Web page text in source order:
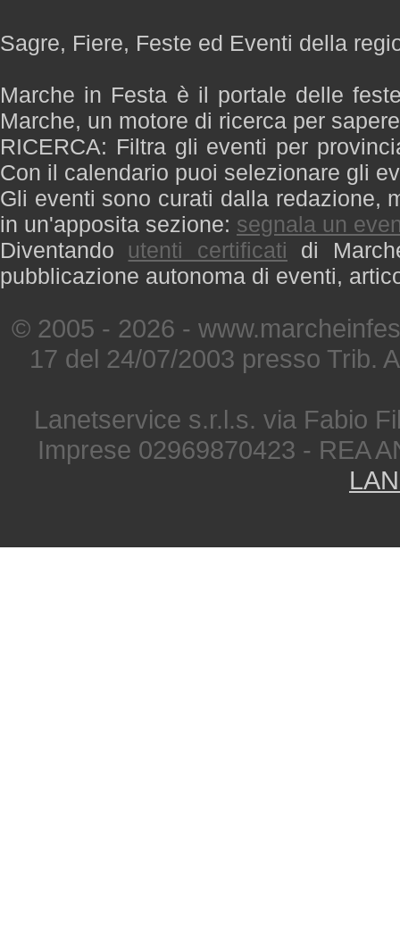
Sagre, Fiere, Feste ed Eventi della
Marche in Festa è il portale delle
Marche, un motore di ricerca per
RICERCA: Filtra gli eventi per
Con il calendario puoi selezionare gli
Gli eventi sono curati dalla redazione,
in un'apposita sezione: segnala un
Diventando utenti certificati di
pubblicazione autonoma di eventi,
© 2005 - 2026 -
17 del 24/07/2003 presso Trib.
Lanetservice s.r.l.s. via Fabio
Imprese 02969870423 - REA